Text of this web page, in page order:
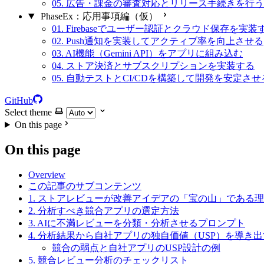
05. 広告・課金の審査対応とリリース手続きを行う
PhaseEx：応用事項編（仮）
01. Firebaseでユーザー認証とクラウド保存を実装
02. Push通知を実装してアクティブ率を向上させる
03. AI機能（Gemini API）をアプリに組み込む
04. ストア決済とサブスクリプションを実装する
05. 自動テストとCI/CDを構築して開発を安定させ
GitHub
Select theme
On this page
On this page
Overview
この記事のサブコンテンツ
1. ストアレビューが改善アイデアの「宝の山」である
2. 分析すべき競合アプリの選定方法
3. AIに不満レビューを分類・分析させるプロンプト
4. 分析結果から自社アプリの独自価値（USP）を導き
競合の弱点と自社アプリのUSP設計の例
5. 競合レビュー分析のチェックリスト